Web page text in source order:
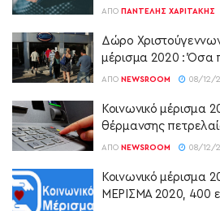
ΑΠΌ ΠΑΝΤΕΛΉΣ ΧΑΡΙΤΆΚΗΣ
Δώρο
μέρισμα 2020 : Όσα
ΑΠΌ NEWSROOM 08/12/
Κοινωνικό μέρισμα
θέρμανσης
ΑΠΌ NEWSROOM 08/12/
Κοινωνικό μέρισμα
ΜΕΡΙΣΜΑ 2020, 400